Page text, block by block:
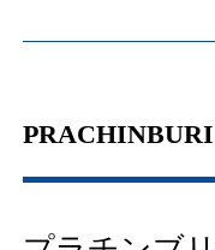
PRACHINBURI